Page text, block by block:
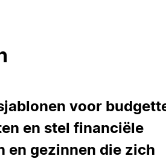
voor
en stel financiële
en gezinnen die zich